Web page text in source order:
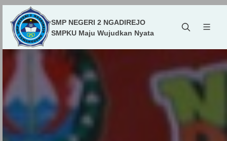
SMP NEGERI 2 NGADIREJO
SMPKU Maju Wujudkan Nyata